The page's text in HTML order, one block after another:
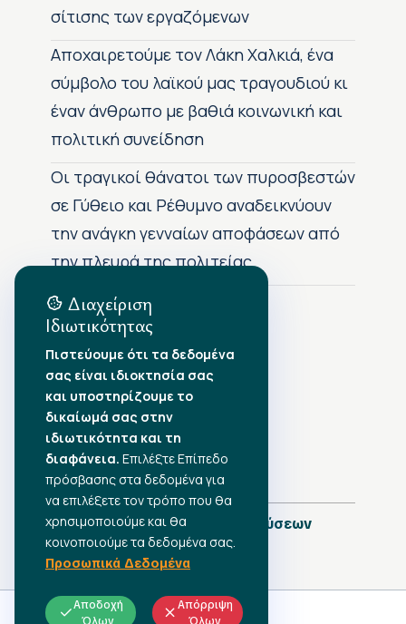
σίτισης των εργαζόμενων
Αποχαιρετούμε τον Λάκη Χαλκιά, ένα
σύμβολο του λαϊκού μας τραγουδιού κι
έναν άνθρωπο με βαθιά κοινωνική και
πολιτική συνείδηση
Οι τραγικοί θάνατοι των πυροσβεστών
σε Γύθειο και Ρέθυμνο αναδεικνύουν
την ανάγκη γενναίων αποφάσεων από
την πλευρά της πολιτείας
Αρχείο Δημοσιεύσεων
•Αύγουστος 2026
•Ιούλιος 2026
•Ιούνιος 2026
•Μάιος 2026
•Απρίλιος 2026
•Μάρτιος 2026
Πλήρες Ημερολόγιο Δημοσιεύσεων
Διαχείριση
Ιδιωτικότητας
Πιστεύουμε ότι τα δεδομένα
σας είναι ιδιοκτησία σας
και υποστηρίζουμε το
δικαίωμά σας στην
ιδιωτικότητα και τη
διαφάνεια. Επιλέξτε Επίπεδο
πρόσβασης στα δεδομένα για
να επιλέξετε τον τρόπο που θα
χρησιμοποιούμε και θα
κοινοποιούμε τα δεδομένα σας.
Προσωπικά Δεδομένα
Αποδοχή
Όλων
Απόρριψη
Όλων